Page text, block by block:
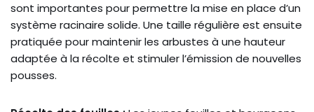
sont importantes pour permettre la mise en place d’un
système racinaire solide. Une taille régulière est ensuite
pratiquée pour maintenir les arbustes à une hauteur
adaptée à la récolte et stimuler l’émission de nouvelles
pousses.